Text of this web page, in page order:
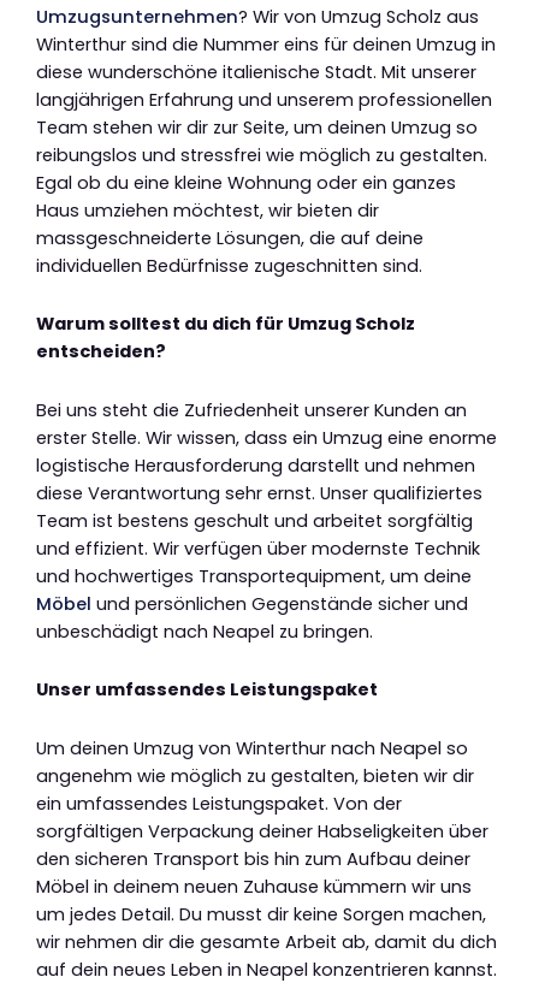
Umzugsunternehmen? Wir von Umzug Scholz aus
Winterthur sind die Nummer eins für deinen Umzug in
diese wunderschöne italienische Stadt. Mit unserer
langjährigen Erfahrung und unserem professionellen
Team stehen wir dir zur Seite, um deinen Umzug so
reibungslos und stressfrei wie möglich zu gestalten.
Egal ob du eine kleine Wohnung oder ein ganzes
Haus umziehen möchtest, wir bieten dir
massgeschneiderte Lösungen, die auf deine
individuellen Bedürfnisse zugeschnitten sind.
Warum solltest du dich für Umzug Scholz
entscheiden?
Bei uns steht die Zufriedenheit unserer Kunden an
erster Stelle. Wir wissen, dass ein Umzug eine enorme
logistische Herausforderung darstellt und nehmen
diese Verantwortung sehr ernst. Unser qualifiziertes
Team ist bestens geschult und arbeitet sorgfältig
und effizient. Wir verfügen über modernste Technik
und hochwertiges Transportequipment, um deine
Möbel und persönlichen Gegenstände sicher und
unbeschädigt nach Neapel zu bringen.
Unser umfassendes Leistungspaket
Um deinen Umzug von Winterthur nach Neapel so
angenehm wie möglich zu gestalten, bieten wir dir
ein umfassendes Leistungspaket. Von der
sorgfältigen Verpackung deiner Habseligkeiten über
den sicheren Transport bis hin zum Aufbau deiner
Möbel in deinem neuen Zuhause kümmern wir uns
um jedes Detail. Du musst dir keine Sorgen machen,
wir nehmen dir die gesamte Arbeit ab, damit du dich
auf dein neues Leben in Neapel konzentrieren kannst.